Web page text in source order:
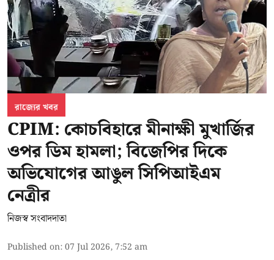
রাজ্যের খবর
CPIM: কোচবিহারে মীনাক্ষী মুখার্জির
ওপর ডিম হামলা; বিজেপির দিকে
অভিযোগের আঙুল সিপিআইএম
নেত্রীর
নিজস্ব সংবাদদাতা
Published on:07 Jul 2026, 7:52 am